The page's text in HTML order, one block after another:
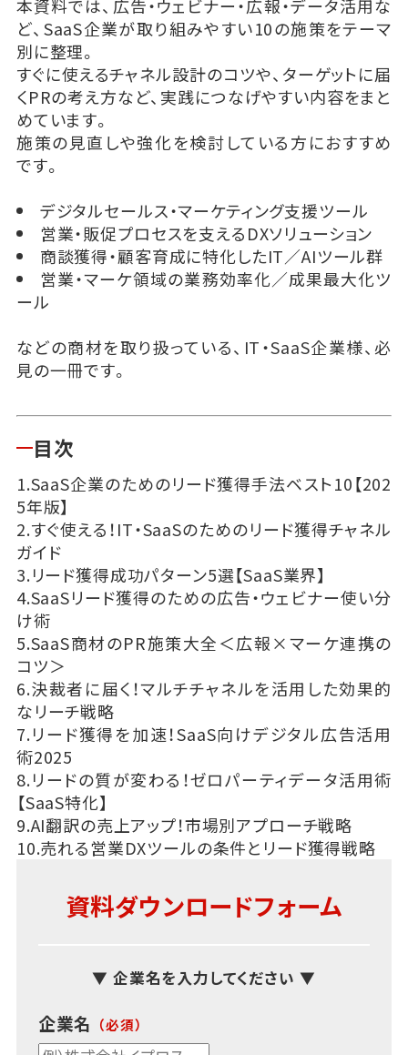
本資料では、広告・ウェビナー・広報・データ活用な
ど、SaaS企業が取り組みやすい10の施策をテーマ
別に整理。
すぐに使えるチャネル設計のコツや、ターゲットに届
くPRの考え方など、実践につなげやすい内容をまと
めています。
施策の見直しや強化を検討している方におすすめ
です。
デジタルセールス・マーケティング支援ツール
営業・販促プロセスを支えるDXソリューション
商談獲得・顧客育成に特化したIT／AIツール群
営業・マーケ領域の業務効率化／成果最大化ツ
ール
などの商材を取り扱っている、IT・SaaS企業様、必
見の一冊です。
目次
1.SaaS企業のためのリード獲得手法ベスト10【202
5年版】
2.すぐ使える！IT・SaaSのためのリード獲得チャネル
ガイド
3.リード獲得成功パターン5選【SaaS業界】
4.SaaSリード獲得のための広告・ウェビナー使い分
け術
5.SaaS商材のPR施策大全＜広報×マーケ連携の
コツ＞
6.決裁者に届く！マルチチャネルを活用した効果的
なリーチ戦略
7.リード獲得を加速！SaaS向けデジタル広告活用
術2025
8.リードの質が変わる！ゼロパーティデータ活用術
【SaaS特化】
9.AI翻訳の売上アップ！市場別アプローチ戦略
10.売れる営業DXツールの条件とリード獲得戦略
資料ダウンロードフォーム
▼ 企業名を入力してください ▼
企業名